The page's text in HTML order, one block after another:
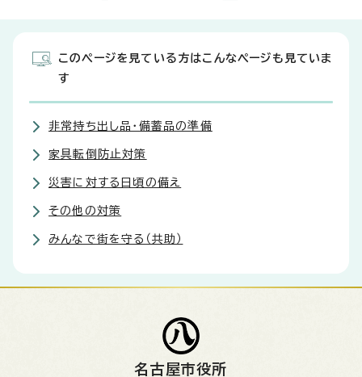
このページを見ている方はこんなページも見ていま
す
非常持ち出し品・備蓄品の準備
家具転倒防止対策
災害に対する日頃の備え
その他の対策
みんなで街を守る（共助）
名古屋市役所